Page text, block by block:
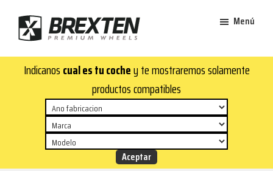
contenido
principal
de
página
Brexten
aluminio
premium
¡En
Brexten.com
encontrarás
aluminio
Menú
Indicanos cual es tu cochey te mostraremos solamente
productos compatibles